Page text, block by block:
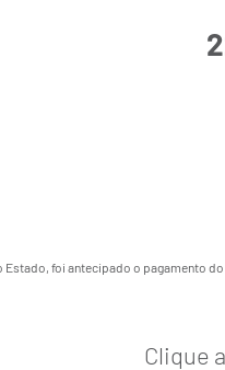
foi antecipado o pagamento
Clique